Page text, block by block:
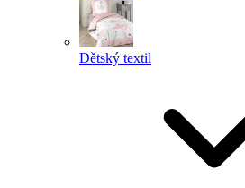
Dětský textil